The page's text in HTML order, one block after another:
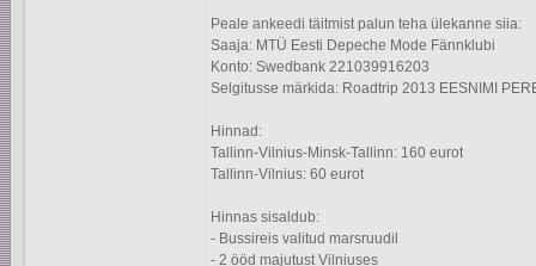
Peale ankeedi täitmist palun teha ülekanne siia:
Saaja: MTÜ Eesti Depeche Mode Fännklubi
Konto: Swedbank 221039916203
Selgitusse märkida: Roadtrip 2013 EESNIMI
Hinnad:
Tallinn-Vilnius-Minsk-Tallinn: 160 eurot
Tallinn-Vilnius: 60 eurot
Hinnas sisaldub:
- Bussireis valitud marsruudil
- 2 ööd majutust Vilniuses